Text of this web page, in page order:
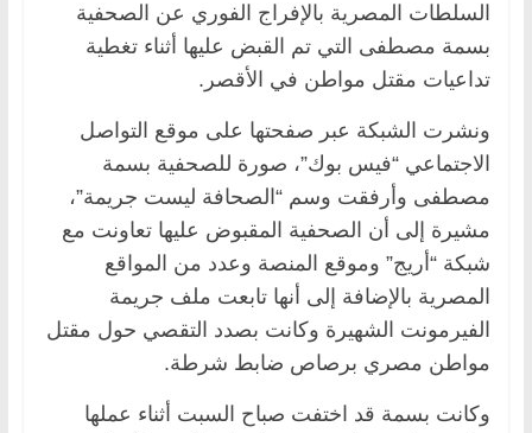
السلطات المصرية بالإفراج الفوري عن الصحفية
بسمة مصطفى التي تم القبض عليها أثناء تغطية
تداعيات مقتل مواطن في الأقصر.
ونشرت الشبكة عبر صفحتها على موقع التواصل
الاجتماعي “فيس بوك”، صورة للصحفية بسمة
مصطفى وأرفقت وسم “الصحافة ليست جريمة”،
مشيرة إلى أن الصحفية المقبوض عليها تعاونت مع
شبكة “أريج” وموقع المنصة وعدد من المواقع
المصرية بالإضافة إلى أنها تابعت ملف جريمة
الفيرمونت الشهيرة وكانت بصدد التقصي حول مقتل
مواطن مصري برصاص ضابط شرطة.
وكانت بسمة قد اختفت صباح السبت أثناء عملها